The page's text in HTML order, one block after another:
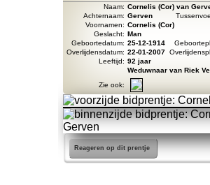
Naam: Cornelis (Cor) van
Achternaam: Gerven
Voornamen: Cornelis (Cor)
Geslacht: Man
Geboortedatum: 25-12-1914
Overlijdensdatum: 22-01-2007
Leeftijd: 92 jaar
Weduwnaar van Riek
Zie ook:
Reageren op dit prentje